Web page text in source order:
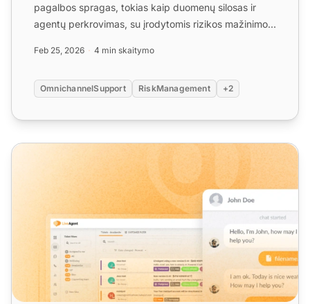
pagalbos spragas, tokias kaip duomenų silosas ir
agentų perkrovimas, su įrodytomis rizikos mažinimo
Feb 25, 2026 4 min skaitymo
OmnichannelSupport RiskManagement +2
LiveAgent mėnesinis produkto atnaujinimas: vasario